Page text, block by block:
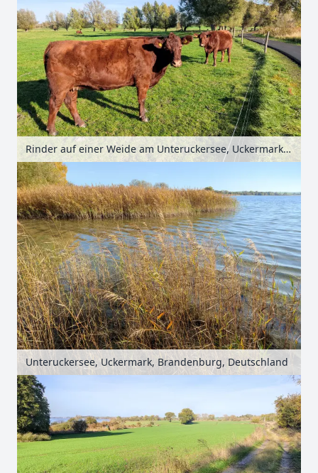
Rinder auf einer Weide am Unteruckersee, Uckermark, Brandenburg, Deutschland
Unteruckersee, Uckermark, Brandenburg, Deutschland